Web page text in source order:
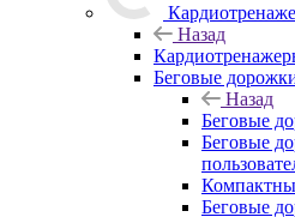
Назад
Беговые
Назад
Беговые
Беговые
Беговые